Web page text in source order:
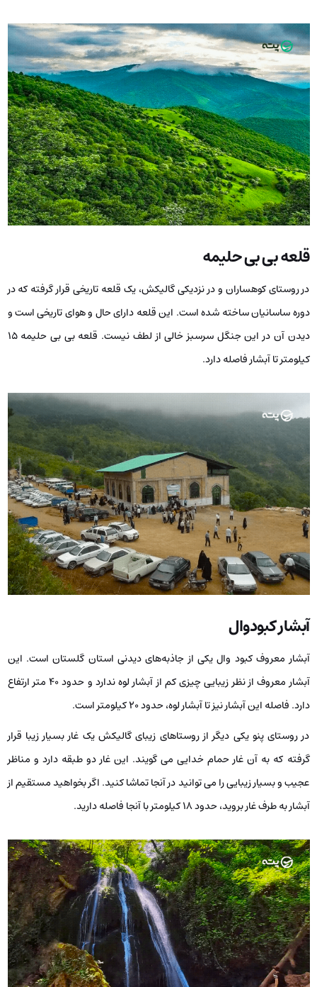
قلعه بی بی حلیمه
در روستای کوهساران و در نزدیکی گالیکش، یک قلعه تاریخی قرار گرفته که در
دوره ساسانیان ساخته شده است. این قلعه دارای حال و هوای تاریخی است و
دیدن آن در این جنگل سرسبز خالی از لطف نیست. قلعه بی بی حلیمه ۱۵
کیلومتر تا آبشار فاصله دارد.
آبشار کبودوال
آبشار معروف کبود وال یکی از جاذبه‌های دیدنی استان گلستان است. این
آبشار معروف از نظر زیبایی چیزی کم از آبشار لوه ندارد و حدود ۴۰ متر ارتفاع
دارد. فاصله این آبشار نیز تا آبشار لوه، حدود ۲۰ کیلومتر است.
در روستای پنو یکی دیگر از روستاهای زیبای گالیکش یک غار بسیار زیبا قرار
گرفته که به آن غار حمام خدایی می ‌گویند. این غار دو طبقه دارد و مناظر
عجیب و بسیار زیبایی را می ‌توانید در آنجا تماشا کنید. اگر بخواهید مستقیم از
آبشار به طرف غار بروید، حدود ۱۸ کیلومتر با آنجا فاصله دارید.